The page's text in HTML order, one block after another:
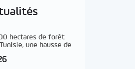
hectares de forêt
une hausse de